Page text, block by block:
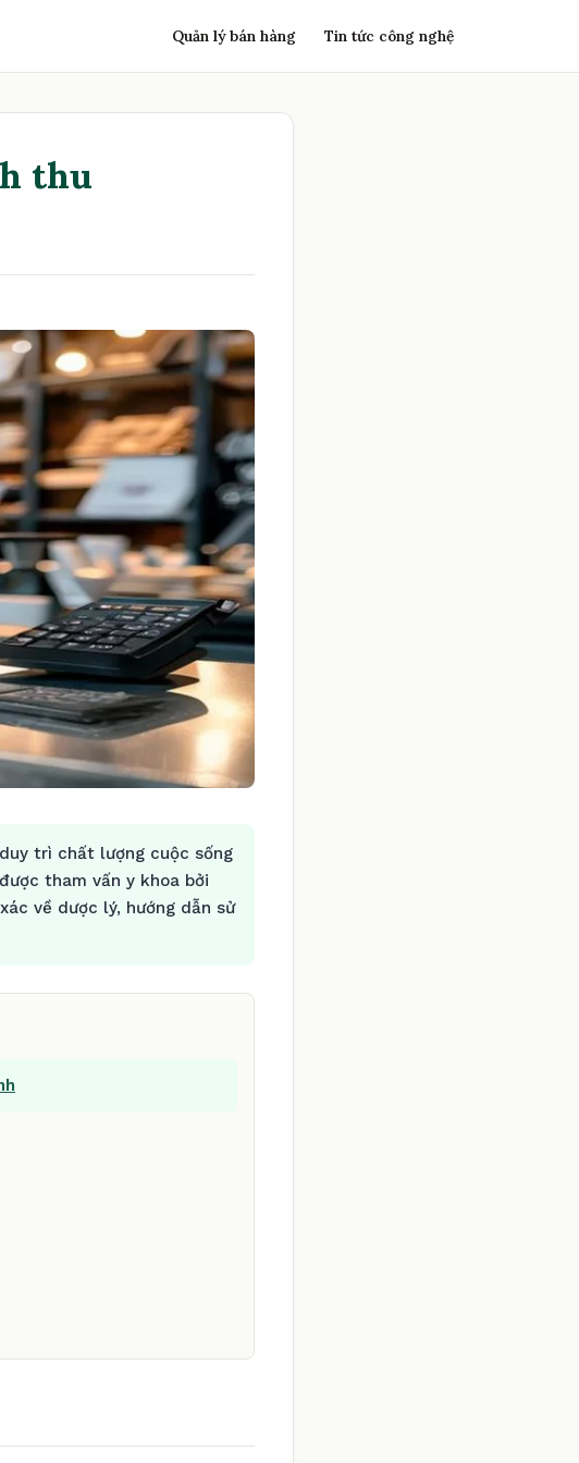
Quản lý bán hàng Tin tức công nghệ
thu
trì chất lượng cuộc sống
được tham vấn y khoa bởi
về dược lý, hướng dẫn sử